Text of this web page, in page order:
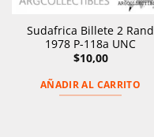
Sudafrica Billete 2 Rand
1978 P-118a UNC
$10,00
AÑADIR AL CARRITO